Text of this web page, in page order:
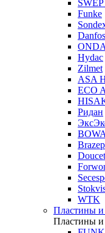
Funke
ONDA
Hydac
Zilmet
ASA
ECO
Ридан
BOWA
WTK
Пластины и
Пластины и